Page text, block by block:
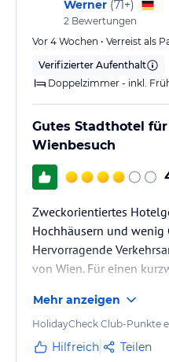
Werner (71+)
2 Bewertungen
Vor 4 Wochen • Verreist als
Verifizierter Aufenthalt
Doppelzimmer - inkl.
Gutes Stadthotel
Wienbesuch
Zweckorientiertes
Hochhäusern und wenig
Hervorragende
von Wien. Für einen
Mehr anzeigen
HolidayCheck Club-Punkte
Hilfreich Teilen